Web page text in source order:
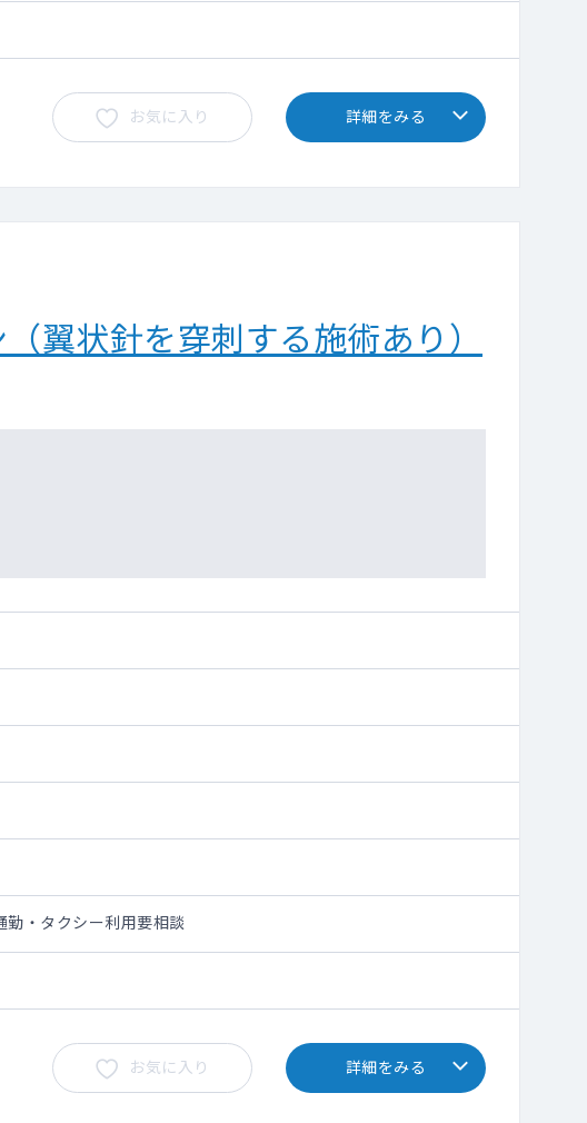
お気に入り 詳細をみる
翼状針を穿刺する施術あり）
・タクシー利用要相談
お気に入り 詳細をみる